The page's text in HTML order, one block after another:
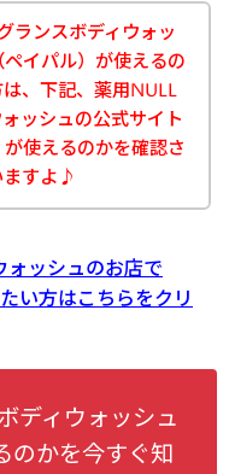
ランスボディウォッ
イパル）が使えるの
、下記、薬用NULL
ッシュの公式サイト
使えるのかを確認さ
ますよ♪
ッシュのお店で
い方はこちらをクリ
ディウォッシュ
のかを今すぐ知